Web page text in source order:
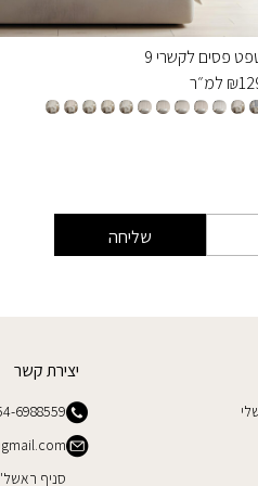
פסים לקשרי 9
₪ למ״ר
שליחה
יצירת קשר
6988559